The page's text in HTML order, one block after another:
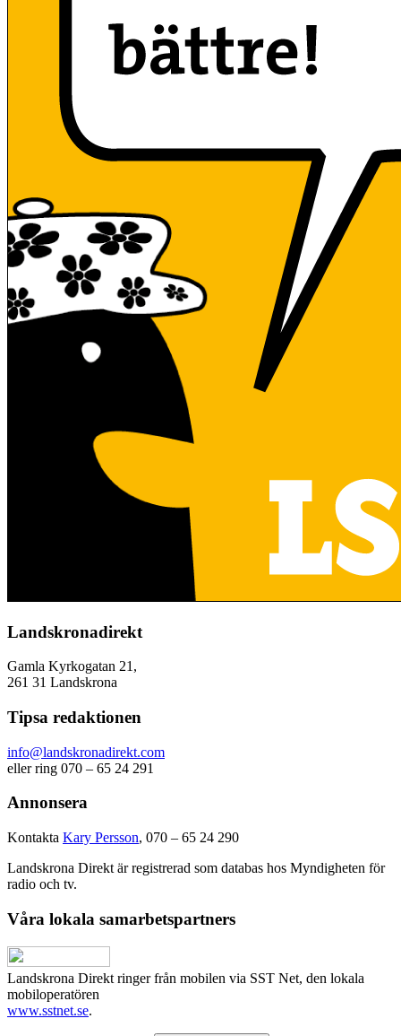
Landskronadirekt
Gamla Kyrkogatan 21,
261 31 Landskrona
Tipsa redaktionen
info@landskronadirekt.com
eller ring 070 – 65 24 291
Annonsera
Kontakta Kary Persson, 070 – 65 24 290
Landskrona Direkt är registrerad som databas hos Myndigheten för
radio och tv.
Våra lokala samarbetspartners
Landskrona Direkt ringer från mobilen via SST Net, den lokala
mobiloperatören
www.sstnet.se.